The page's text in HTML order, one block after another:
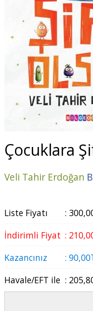
Çocuklara
Veli Tahir Erdoğan
Liste Fiyatı : 300
İndirimli Fiyat : 210
Kazancınız
: 90,00
Havale/EFT ile : 205